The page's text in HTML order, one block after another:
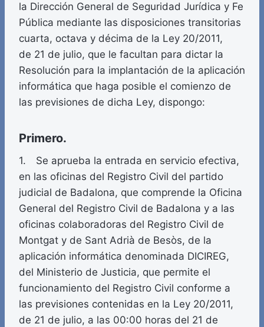
la Dirección General de Seguridad Jurídica y Fe
Pública mediante las disposiciones transitorias
cuarta, octava y décima de la Ley 20/2011,
de 21 de julio, que le facultan para dictar la
Resolución para la implantación de la aplicación
informática que haga posible el comienzo de
las previsiones de dicha Ley, dispongo:
Primero.
1. Se aprueba la entrada en servicio efectiva,
en las oficinas del Registro Civil del partido
judicial de Badalona, que comprende la Oficina
General del Registro Civil de Badalona y a las
oficinas colaboradoras del Registro Civil de
Montgat y de Sant Adrià de Besòs, de la
aplicación informática denominada DICIREG,
del Ministerio de Justicia, que permite el
funcionamiento del Registro Civil conforme a
las previsiones contenidas en la Ley 20/2011,
de 21 de julio, a las 00:00 horas del 21 de